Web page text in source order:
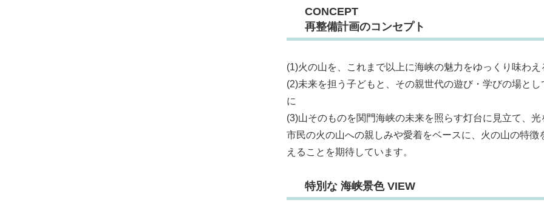
CONCEPT
再整備計画のコンセプト
(1)火の山を、これまで以上に海峡の魅力をゆっくり味わえ
(2)未来を担う子どもと、その親世代の遊び・学びの場と
に
(3)山そのものを関門海峡の未来を照らす灯台に見立て、
市民の火の山への親しみや愛着をベースに、火の山の特
えることを期待しています。
特別な 海峡景色 VIEW